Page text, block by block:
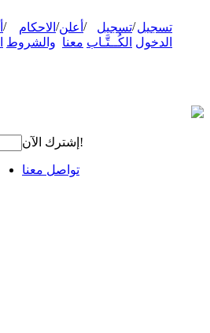
تسجيل
الدخول
/تسجيل
الكُــتَّـاب
/ أعلن
معنا
/ الاحكام
والشروط
/
إشترك الآن!
تواصل معنا